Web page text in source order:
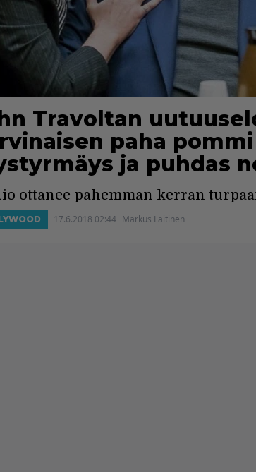
Travoltan
paha
ja puhdas
ottanee pahemman kerran
17.6.2018 02:44 Markus Laitinen